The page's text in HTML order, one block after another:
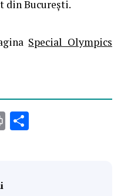
din București.
Special Olympics
Print